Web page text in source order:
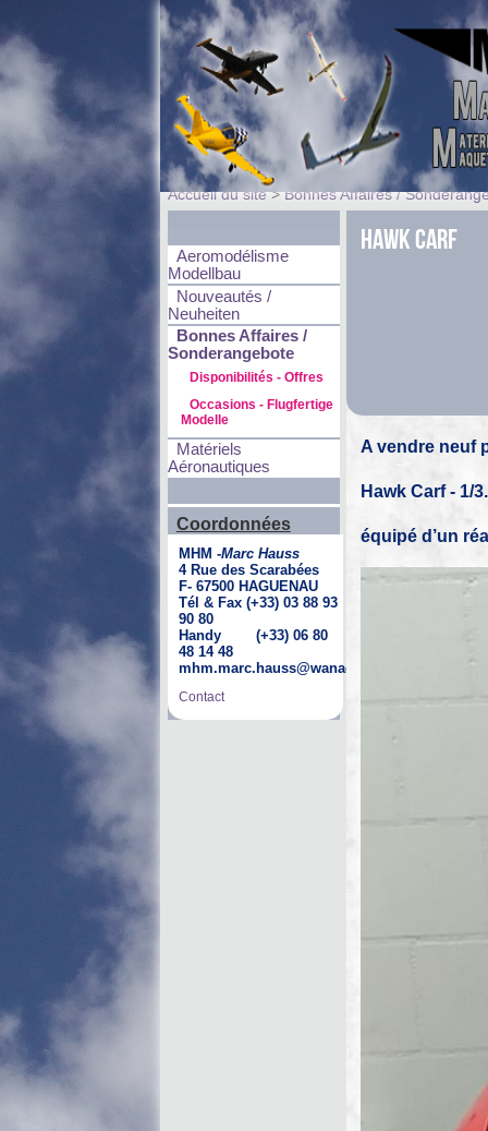
Accueil du site>Bonnes Affaires /
Aeromodélisme
Modellbau
Nouveautés /
Neuheiten
Bonnes Affaires /
Sonderangebote
Disponibilités - Offres
Occasions - Flugfertige
Modelle
Matériels
Aéronautiques
Coordonnées
MHM -Marc Hauss
4 Rue des Scarabées
F- 67500 HAGUENAU
Tél & Fax (+33) 03 88 93
90 80
Handy (+33) 06 80
48 14 48
mhm.marc.hauss@wanadoo.fr
Contact
Hawk Carf
A vendre neuf
Hawk Carf - 1/
équipé d’un